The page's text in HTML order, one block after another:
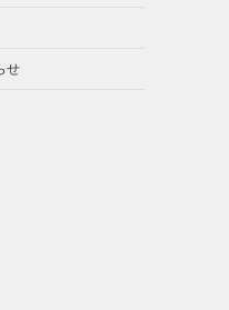
せ